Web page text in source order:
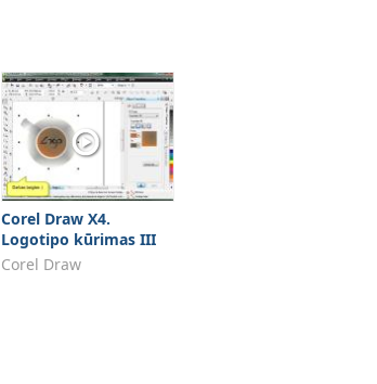
Corel Draw X4.
Logotipo kūrimas III
Corel Draw